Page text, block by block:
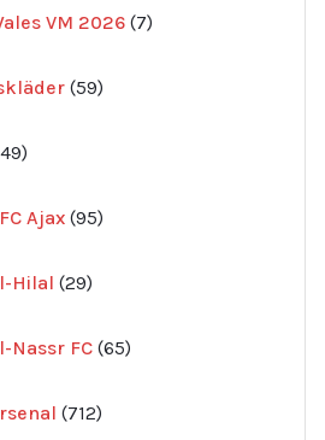
VM 2026 7
produkter
59
produkter
produkter
Ajax 95
produkter
Hilal 29
produkter
Nassr FC 65
produkter
712
produkter